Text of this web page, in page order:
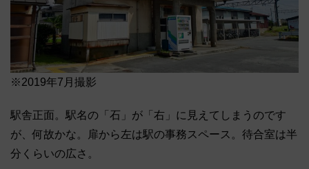
※2019年7月撮影
駅舎正面。駅名の「石」が「右」に見えてしまうのです
が、何故かな。扉から左は駅の事務スペース。待合室は半
分くらいの広さ。